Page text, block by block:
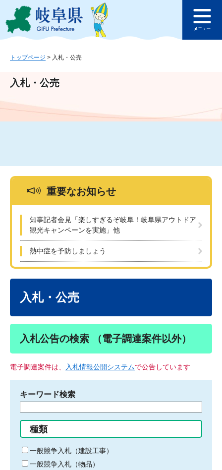
ジ
ュ
文
このページの本文へ
ュ
トップページ > 入札・公売
入札・公売
重要なお知らせ
知事記者会見「楽しすぎるぞ岐阜！岐阜県アウトドア
観光キャンペーンを実施」他
熱中症を予防しましょう
入札・公売
入札公告の検索 （電子調達案件以外）
電子調達案件は、 入札情報公開システムで公告しています
キーワード検索
る
キ
ー
種類
一般競争入札（建設工事）
一般競争入札（物品）